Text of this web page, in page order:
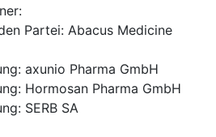
:
Partei: Abacus Medicine
: axunio Pharma GmbH
: Hormosan Pharma GmbH
: SERB SA